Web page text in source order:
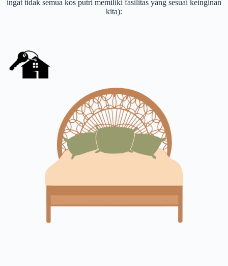
ingat tidak semua kos putri memiliki fasilitas yang sesuai keinginan
kita):